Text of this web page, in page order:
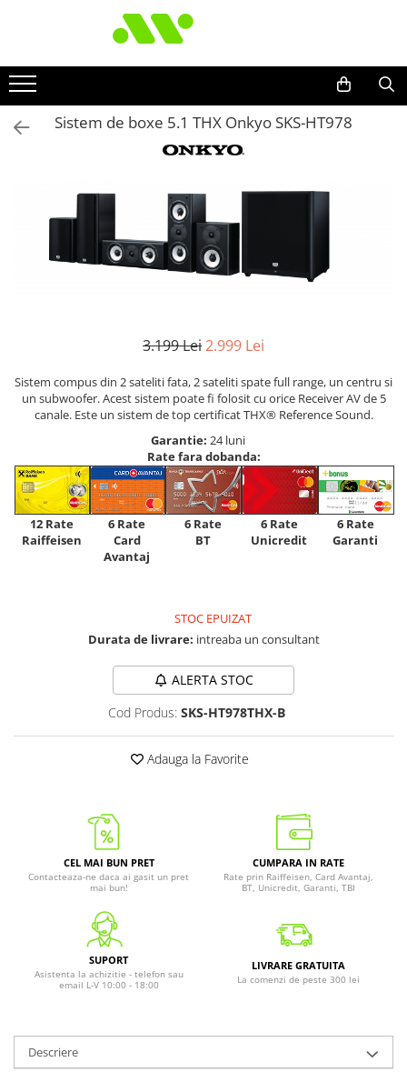
Sistem de boxe 5.1 THX Onkyo SKS-HT978
3.199 Lei2.999 Lei
Sistem compus din 2 sateliti fata, 2 sateliti spate full range, un centru si
un subwoofer. Acest sistem poate fi folosit cu orice Receiver AV de 5
canale. Este un sistem de top certificat THX® Reference Sound.
Garantie: 24 luni
Rate fara dobanda:
12 Rate
Raiffeisen
6 Rate
Card
Avantaj
6 Rate
BT
6 Rate
Unicredit
6 Rate
Garanti
STOC EPUIZAT
Durata de livrare: intreaba un consultant
ALERTA STOC
Cod Produs: SKS-HT978THX-B
Adauga la Favorite
CEL MAI BUN PRET
Contacteaza-ne daca ai gasit un pret
mai bun!
CUMPARA IN RATE
Rate prin Raiffeisen, Card Avantaj,
BT, Unicredit, Garanti, TBI
SUPORT
Asistenta la achizitie - telefon sau
email L-V 10:00 - 18:00
LIVRARE GRATUITA
La comenzi de peste 300 lei
Descriere